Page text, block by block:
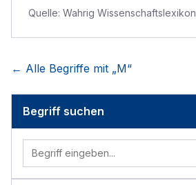
Quelle: Wahrig Wissenschaftslexikon
← Alle Begriffe mit „M“
Begriff suchen